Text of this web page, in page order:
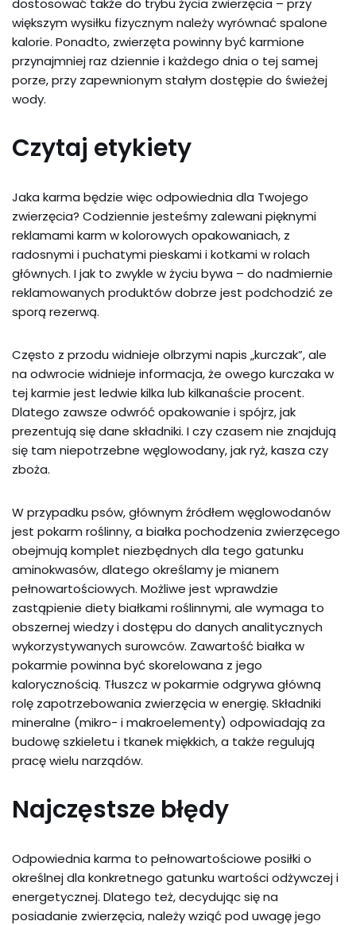
większym wysiłku fizycznym należy wyrównać spalone
kalorie. Ponadto, zwierzęta powinny być karmione
przynajmniej raz dziennie i każdego dnia o tej samej
porze, przy zapewnionym stałym dostępie do świeżej
wody.
Czytaj etykiety
Jaka karma będzie więc odpowiednia dla Twojego
zwierzęcia? Codziennie jesteśmy zalewani pięknymi
reklamami karm w kolorowych opakowaniach, z
radosnymi i puchatymi pieskami i kotkami w rolach
głównych. I jak to zwykle w życiu bywa – do nadmiernie
reklamowanych produktów dobrze jest podchodzić ze
sporą rezerwą.
Często z przodu widnieje olbrzymi napis „kurczak”, ale
na odwrocie widnieje informacja, że owego kurczaka w
tej karmie jest ledwie kilka lub kilkanaście procent.
Dlatego zawsze odwróć opakowanie i spójrz, jak
prezentują się dane składniki. I czy czasem nie znajdują
się tam niepotrzebne węglowodany, jak ryż, kasza czy
zboża.
W przypadku psów, głównym źródłem węglowodanów
jest pokarm roślinny, a białka pochodzenia zwierzęcego
obejmują komplet niezbędnych dla tego gatunku
aminokwasów, dlatego określamy je mianem
pełnowartościowych. Możliwe jest wprawdzie
zastąpienie diety białkami roślinnymi, ale wymaga to
obszernej wiedzy i dostępu do danych analitycznych
wykorzystywanych surowców. Zawartość białka w
pokarmie powinna być skorelowana z jego
kalorycznością. Tłuszcz w pokarmie odgrywa główną
rolę zapotrzebowania zwierzęcia w energię. Składniki
mineralne (mikro- i makroelementy) odpowiadają za
budowę szkieletu i tkanek miękkich, a także regulują
pracę wielu narządów.
Najczęstsze błędy
Odpowiednia karma to pełnowartościowe posiłki o
określnej dla konkretnego gatunku wartości odżywczej i
energetycznej. Dlatego też, decydując się na
posiadanie zwierzęcia, należy wziąć pod uwagę jego